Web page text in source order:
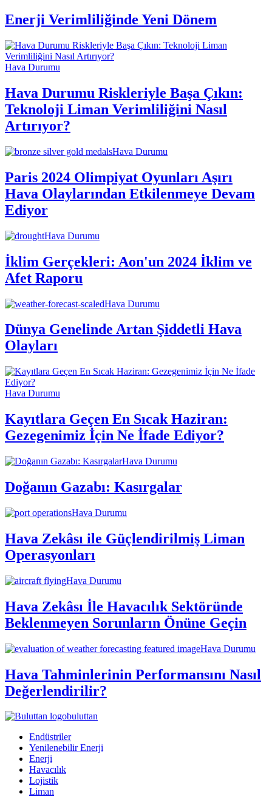
Enerji Verimliliğinde Yeni Dönem
Hava Durumu
Hava Durumu Riskleriyle Başa Çıkın:
Teknoloji Liman Verimliliğini Nasıl
Artırıyor?
Hava Durumu
Paris 2024 Olimpiyat Oyunları Aşırı
Hava Olaylarından Etkilenmeye Devam
Ediyor
Hava Durumu
İklim Gerçekleri: Aon'un 2024 İklim ve
Afet Raporu
Hava Durumu
Dünya Genelinde Artan Şiddetli Hava
Olayları
Hava Durumu
Kayıtlara Geçen En Sıcak Haziran:
Gezegenimiz İçin Ne İfade Ediyor?
Hava Durumu
Doğanın Gazabı: Kasırgalar
Hava Durumu
Hava Zekâsı ile Güçlendirilmiş Liman
Operasyonları
Hava Durumu
Hava Zekâsı İle Havacılık Sektöründe
Beklenmeyen Sorunların Önüne Geçin
Hava Durumu
Hava Tahminlerinin Performansını Nasıl
Değerlendirilir?
buluttan
Endüstriler
Yenilenebilir Enerji
Enerji
Havacılık
Lojistik
Liman